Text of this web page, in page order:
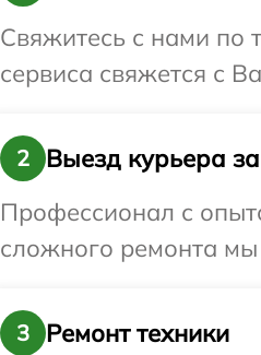
Свяжитесь с нами по
сервиса свяжется с
2
Выезд курьера
Профессионал с
сложного ремонта мы
3
Ремонт техники